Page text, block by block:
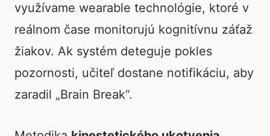
využívame wearable technológie, ktoré v
reálnom čase monitorujú kognitívnu záťaž
žiakov. Ak systém deteguje pokles
pozornosti, učiteľ dostane notifikáciu, aby
zaradil „Brain Break“.